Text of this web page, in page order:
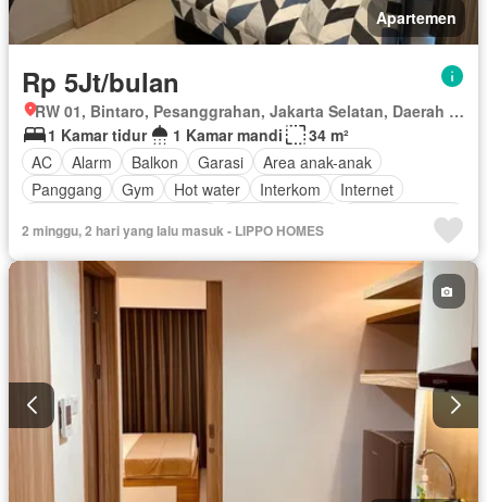
Apartemen
Rp 5Jt/bulan
RW 01, Bintaro, Pesanggrahan, Jakarta Selatan, Daerah Khusus Ibukota Jakarta
1 Kamar tidur
1 Kamar mandi
34 m²
AC
Alarm Balkon Garasi
Area anak-anak
Panggang
Gym Hot water Interkom
Internet
Secure parking
Keamanan
Kolam renang Telephone
Televisi
Berperabot lengkap
2 minggu, 2 hari yang lalu masuk - LIPPO HOMES